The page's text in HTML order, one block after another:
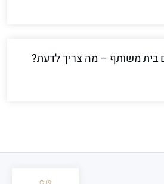
בית משותף – מה צריך לדעת?